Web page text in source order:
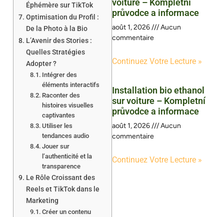
Éphémère sur TikTok
Optimisation du Profil :
De la Photo à la Bio
L’Avenir des Stories :
Quelles Stratégies
Adopter ?
Intégrer des
éléments interactifs
Raconter des
histoires visuelles
captivantes
Utiliser les
tendances audio
Jouer sur
l’authenticité et la
transparence
Le Rôle Croissant des
Reels et TikTok dans le
Marketing
Créer un contenu
voiture – Kompletní
průvodce a informace
août 1, 2026
Aucun
commentaire
Continuez Votre Lecture »
Installation bio ethanol
sur voiture – Kompletní
průvodce a informace
août 1, 2026
Aucun
commentaire
Continuez Votre Lecture »